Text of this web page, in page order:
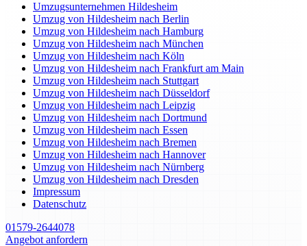
Umzugsunternehmen Hildesheim
Umzug von Hildesheim nach Berlin
Umzug von Hildesheim nach Hamburg
Umzug von Hildesheim nach München
Umzug von Hildesheim nach Köln
Umzug von Hildesheim nach Frankfurt am Main
Umzug von Hildesheim nach Stuttgart
Umzug von Hildesheim nach Düsseldorf
Umzug von Hildesheim nach Leipzig
Umzug von Hildesheim nach Dortmund
Umzug von Hildesheim nach Essen
Umzug von Hildesheim nach Bremen
Umzug von Hildesheim nach Hannover
Umzug von Hildesheim nach Nürnberg
Umzug von Hildesheim nach Dresden
Impressum
Datenschutz
01579-2644078
Angebot anfordern